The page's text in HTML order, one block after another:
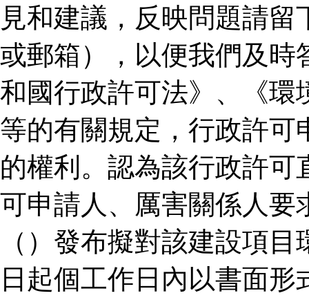
見和建議，反映問題請
或郵箱），以便我們及時
和國行政許可法》、《環
等的有關規定，行政許可
的權利。認為該行政許
可申請人、厲害關係人要
（）發布擬對該建設項
日起個工作日內以書面